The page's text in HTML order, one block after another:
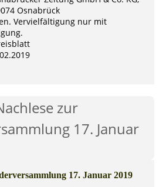
Osnabrück
Vervielfältigung nur mit
zur
17. Januar
17. Januar 2019